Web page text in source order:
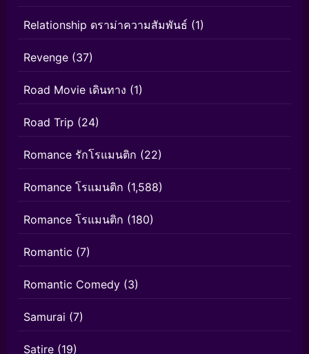
Relationship ดราม่าความสัมพันธ์ (1)
Revenge (37)
Road Movie เดินทาง (1)
Road Trip (24)
Romance รักโรแมนติก (22)
Romance โรแมนติก (1,588)
Romance โรแมนติก (180)
Romantic (7)
Romantic Comedy (3)
Samurai (7)
Satire (19)